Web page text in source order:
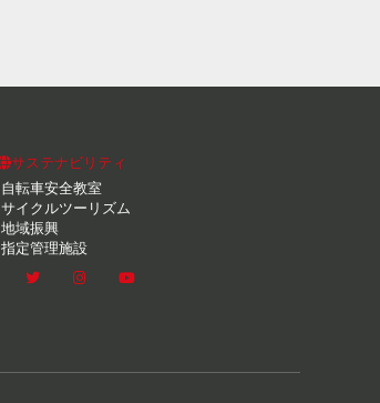
サステナビリティ
自転車安全教室
サイクルツーリズム
地域振興
指定管理施設